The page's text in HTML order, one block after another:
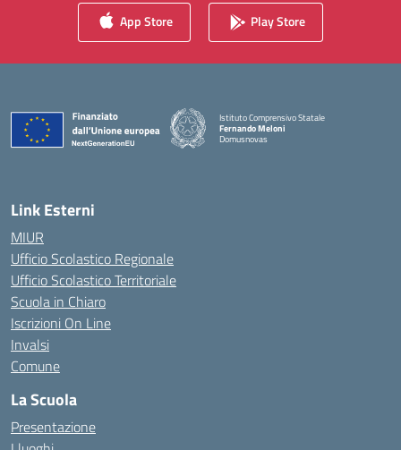
App Store Play Store
Istituto Comprensivo Statale
Fernando Meloni
Domusnovas
Link Esterni
MIUR
Ufficio Scolastico Regionale
Ufficio Scolastico Territoriale
Scuola in Chiaro
Iscrizioni On Line
Invalsi
Comune
La Scuola
Presentazione